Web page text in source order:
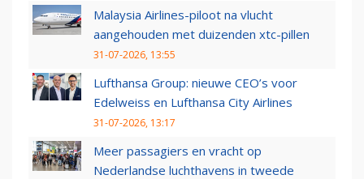
Malaysia Airlines-piloot na vlucht
aangehouden met duizenden xtc-pillen
31-07-2026, 13:55
Lufthansa Group: nieuwe CEO’s voor
Edelweiss en Lufthansa City Airlines
31-07-2026, 13:17
Meer passagiers en vracht op
Nederlandse luchthavens in tweede